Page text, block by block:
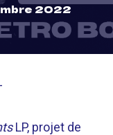
2022
LP, projet de